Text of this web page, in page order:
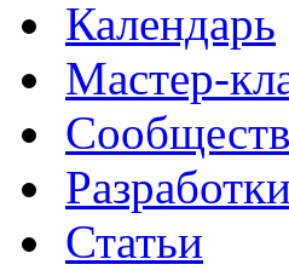
Календарь
Мастер-
Разработки
Статьи